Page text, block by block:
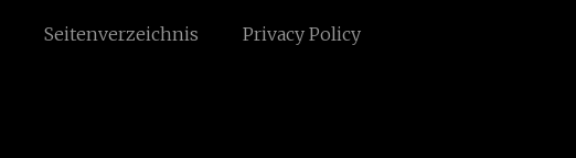
Seitenverzeichnis Privacy Policy